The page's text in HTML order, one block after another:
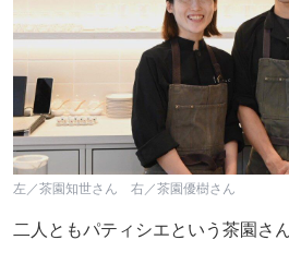
左／茶園知世さん 右／茶園優樹さん
二人ともパティシエという茶園さ